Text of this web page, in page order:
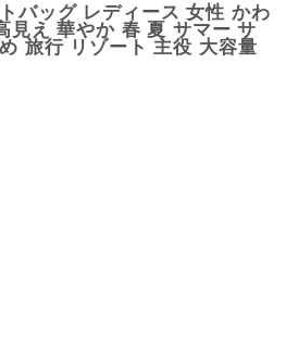
バッグ レディース 女性 かわ
見え 華やか 春 夏 サマー サ
旅行 リゾート 主役 大容量